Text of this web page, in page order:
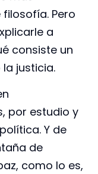
Pero
a
consiste un
justicia.
por estudio y
Y de
de
como lo es,